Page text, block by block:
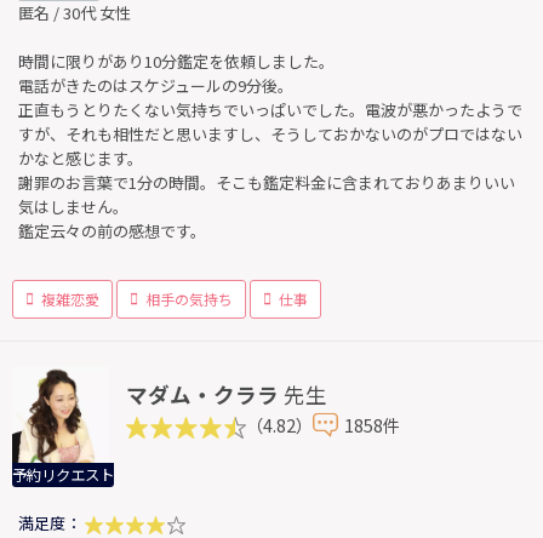
匿名 / 30代 女性
時間に限りがあり10分鑑定を依頼しました。
電話がきたのはスケジュールの9分後。
正直もうとりたくない気持ちでいっぱいでした。電波が悪かったようで
すが、それも相性だと思いますし、そうしておかないのがプロではない
かなと感じます。
謝罪のお言葉で1分の時間。そこも鑑定料金に含まれておりあまりいい
気はしません。
鑑定云々の前の感想です。
複雑恋愛 相手の気持ち 仕事
予約リクエスト
マダム・クララ 先生
（4.82） 1858件
満足度：